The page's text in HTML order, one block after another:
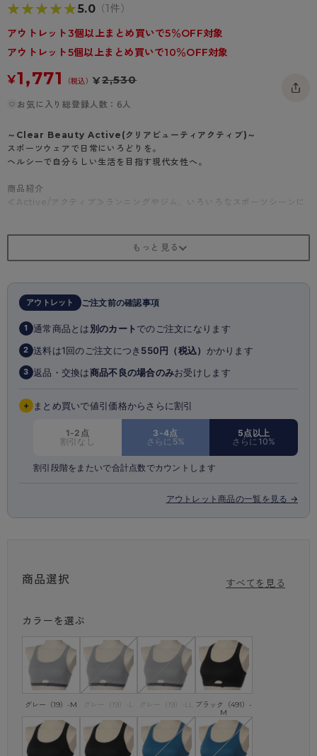
ソックス・靴下
レギンス・スパッツ
- タンクトップ
- カップ付きインナー
CLINICAL
ハイジュニ
お問い合わせについて
★★★★★
★★★★★5.0（1件）
アウトレット3個以上まとめ買いで5％OFF対象
アウトレット5個以上まとめ買いで10％OFF対象
¥1,771 （税込） ¥2,530
お気に入り総登録人数：6人
～Clear Beauty Active(クリアビューティアクティブ)～
スポーツウェアで日常にいろどりを。
ヘルシーで自分らしい生活を目指す現代女性へ。
商品紹介
≪Active/アクティブ≫ランニングやジム、いろいろなスポーツシーンに
アンダーの長さを調節できるからしっかりフィット
フロントフック5段階調節
アンダーの長さを簡単に調節できるフロントホック付き。
体形の変化やその日の運動強度に合わせて着用いただけます。
縫い付けカップでズレにくい
成形カップは縫い付け仕様なので、大きく動いてもズレにくく、洗濯して
もヨレにくい。
穴の空いたウレタンカップを使用しているので、通気性に優れ、熱がこも
伸縮性にすぐれたストレッチメッシュ素材を使用。
肩の動きを妨げないY型バックで大胆な動きにもしっかりフィット。
身生地は汗をかいてもすぐに吸収し、さっと乾きやすい吸汗速乾加工つ
※撮影時の照明等により実際の商品と色味が異なる場合がございます。
アウトレット ご注文前の確認事項
1 通常商品とは別のカートでのご注文になります
2 送料は1回のご注文につき 550円（税込） かかります
3 返品・交換は商品不良の場合のみお受けします
+ まとめ買いで値引価格からさらに割引
1-2点
割引なし
3-4点
さらに5%
5点以上
さらに10%
割引段階をまたいで合計点数でカウントします
アウトレット商品の一覧を見る →
商品選択 すべてを見る
カラーを選ぶ
グレー（19）-M グレー（19）-L グレー（19）-LL
ブラック（491）-
M